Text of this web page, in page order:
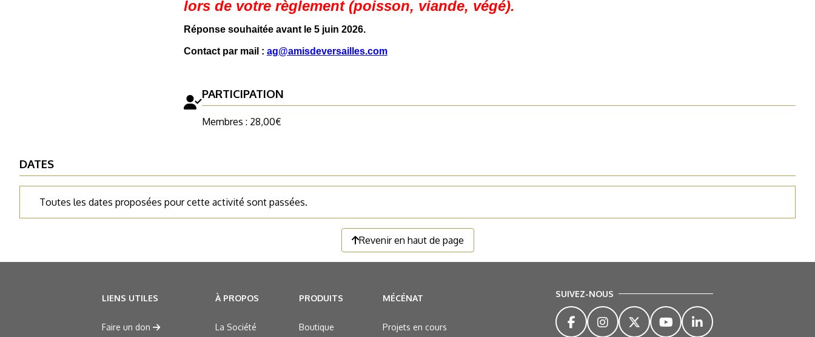
lors de votre règlement (poisson, viande, végé).
Réponse souhaitée avant le 5 juin 2026.
Contact par mail : ag@amisdeversailles.com
PARTICIPATION
Membres : 28,00€
DATES
Toutes les dates proposées pour cette activité sont passées.
Revenir en haut de page
LIENS UTILES
Faire un don
À PROPOS
La Société
PRODUITS
Boutique
MÉCÉNAT
Projets en cours
SUIVEZ-NOUS